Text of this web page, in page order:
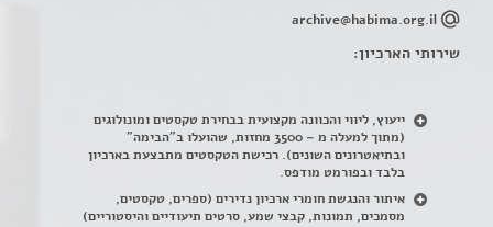
archive@habima.org.il
שירותי הארכיון:
ייעוץ, ליווי והכוונה מקצועית בבחירת טקסטים ומונולוגים
(מתוך למעלה מ – 3500 מחזות, שהועלו ב"הבימה"
ובתיאטרונים השונים). רכישת הטקסטים מתבצעת בארכיון
בלבד ובפורמט מודפס.
איתור והנגשת חומרי ארכיון נדירים (ספרים, טקסטים,
מסמכים, תמונות, קבצי שמע, סרטים תיעודיים והיסטוריים)